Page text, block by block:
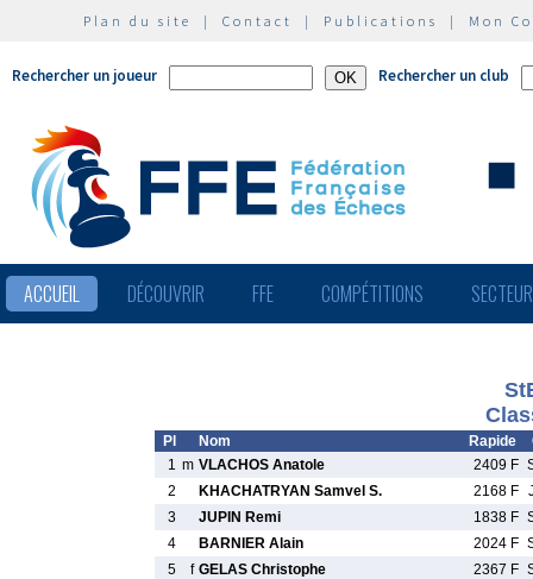
Plan du site | Contact | Publications | Mon
Rechercher un joueur Rechercher un club
ACCUEIL DÉCOUVRIR FFE COMPÉTITIONS
Pl Nom Rapide
1 m VLACHOS Anatole 2409 F
2
KHACHATRYAN Samvel S. 2168 F
3
JUPIN Remi 1838 F
4
BARNIER Alain 2024 F
5
f GELAS Christophe 2367 F